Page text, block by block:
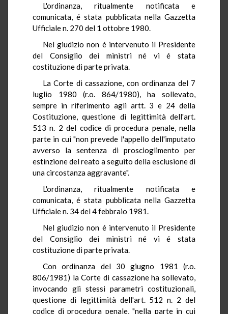
L'ordinanza, ritualmente notificata e
comunicata, é stata pubblicata nella Gazzetta
Ufficiale n. 270 del 1 ottobre 1980.
Nel giudizio non é intervenuto il Presidente
del Consiglio dei ministri né vi é stata
costituzione di parte privata.
La Corte di cassazione, con ordinanza del 7
luglio 1980 (r.o. 864/1980), ha sollevato,
sempre in riferimento agli artt. 3 e 24 della
Costituzione, questione di legittimità dell'art.
513 n. 2 del codice di procedura penale, nella
parte in cui "non prevede l'appello dell'imputato
avverso la sentenza di proscioglimento per
estinzione del reato a seguito della esclusione di
una circostanza aggravante".
L'ordinanza, ritualmente notificata e
comunicata, é stata pubblicata nella Gazzetta
Ufficiale n. 34 del 4 febbraio 1981.
Nel giudizio non é intervenuto il Presidente
del Consiglio dei ministri né vi é stata
costituzione di parte privata.
Con ordinanza del 30 giugno 1981 (r.o.
806/1981) la Corte di cassazione ha sollevato,
invocando gli stessi parametri costituzionali,
questione di legittimità dell'art. 512 n. 2 del
codice di procedura penale, "nella parte in cui